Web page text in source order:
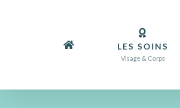
LES SOINS
Visage & Corps